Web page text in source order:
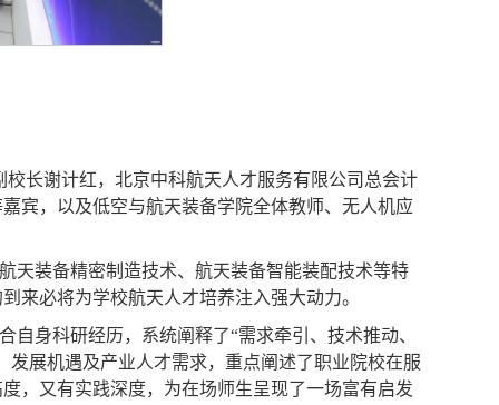
长谢计红，北京中科航天人才服务有限公司总会计
宾，以及低空与航天装备学院全体教师、无人机应
天装备精密制造技术、航天装备智能装配技术等特
来必将为学校航天人才培养注入强大动力。
身科研经历，系统阐释了“需求牵引、技术推动、
展机遇及产业人才需求，重点阐述了职业院校在服
，又有实践深度，为在场师生呈现了一场富有启发